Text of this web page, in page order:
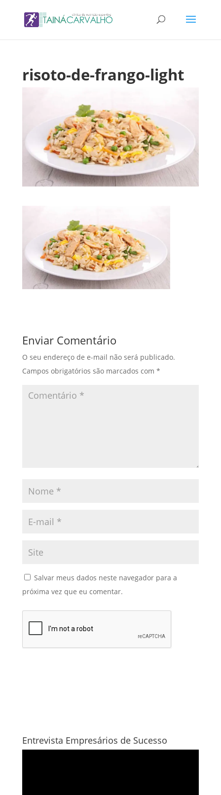
risoto-de-frango-light
Enviar Comentário
O seu endereço de e-mail não será publicado.
Campos obrigatórios são marcados com *
Salvar meus dados neste navegador para a
próxima vez que eu comentar.
Entrevista Empresários de Sucesso